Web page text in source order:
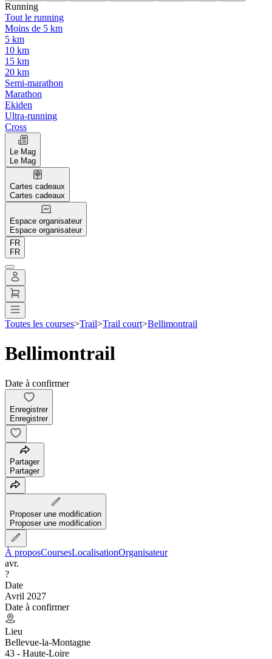
Running
Tout le running
Moins de 5 km
5 km
10 km
15 km
20 km
Semi-marathon
Marathon
Ekiden
Ultra-running
Cross
Le Mag
Le Mag
Cartes cadeaux
Cartes cadeaux
Espace organisateur
Espace organisateur
FR
FR
Toutes les courses>Trail>Trail court>Bellimontrail
Bellimontrail
Date à confirmer
Enregistrer
Enregistrer
Partager
Partager
Proposer une modification
Proposer une modification
À proposCoursesLocalisationOrganisateur
avr.
?
Date
Avril 2027
Date à confirmer
Lieu
Bellevue-la-Montagne
43 - Haute-Loire